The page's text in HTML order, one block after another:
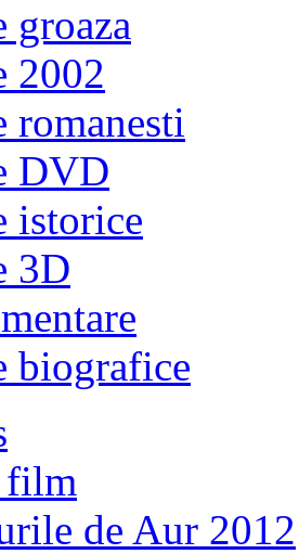
groaza
2002
romanesti
DVD
istorice
3D
biografice
film
de Aur 2012